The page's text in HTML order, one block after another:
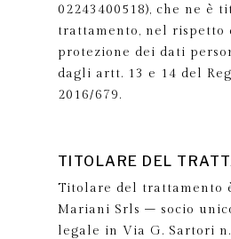
02243400518), che ne è
trattamento, nel rispetto
protezione dei dati
dagli artt. 13 e 14 del
2016/679.
TITOLARE DEL
Titolare del trattamento
Mariani Srls – socio
legale in Via G. Sartori n.